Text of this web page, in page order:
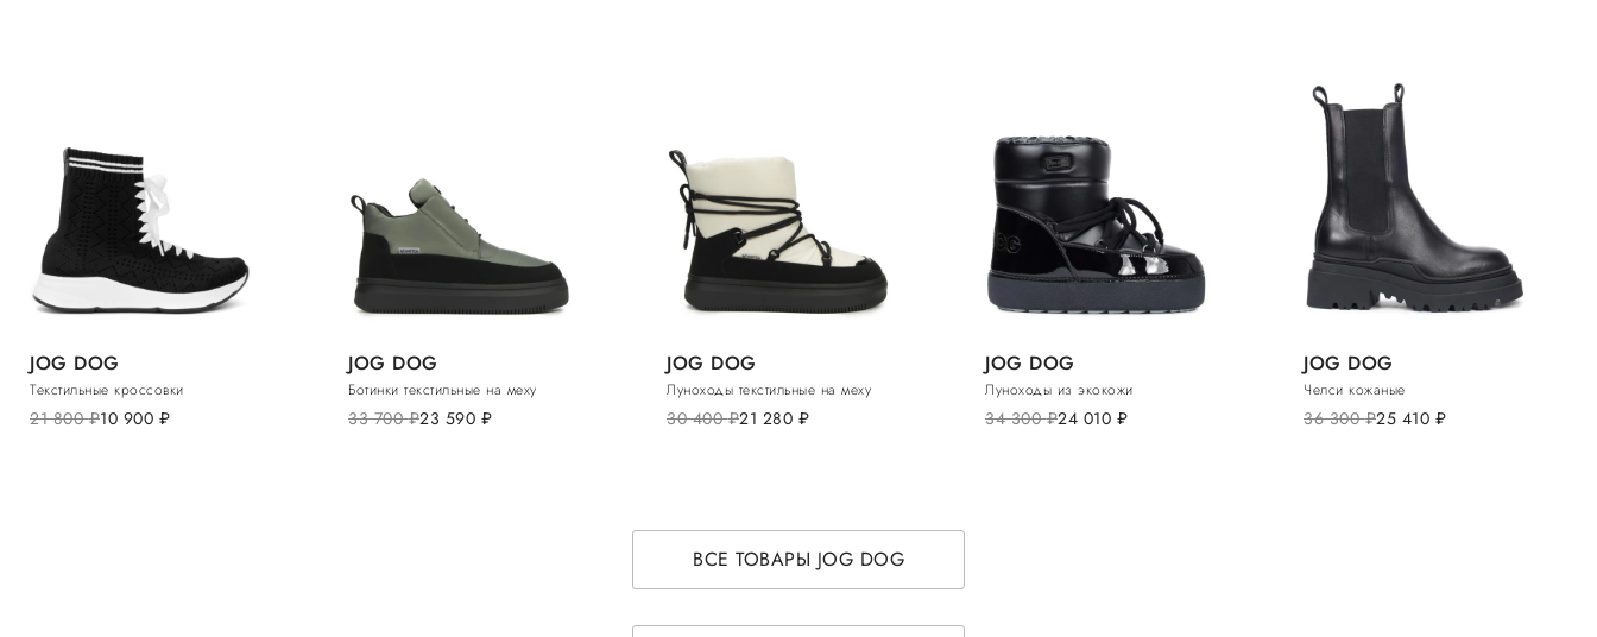
JOG DOG
Текстильные кроссовки
21 800руб.10 900 руб.
JOG DOG
Ботинки текстильные на меху
33 700руб.23 590 руб.
JOG DOG
Луноходы текстильные на меху
30 400руб.21 280 руб.
JOG DOG
Луноходы из экокожи
34 300руб.24 010 руб.
JOG DOG
Челси кожаные
36 300руб.25 410 руб.
ВСЕ ТОВАРЫ JOG DOG